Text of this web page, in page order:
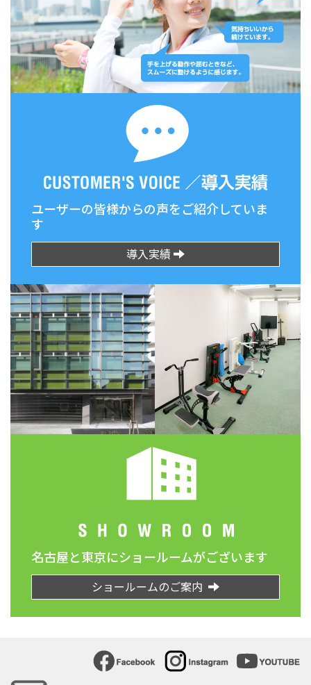
ユーザーの皆様からの声をご紹介していま
す
導入実績
名古屋と東京にショールームがございます
ショールームのご案内